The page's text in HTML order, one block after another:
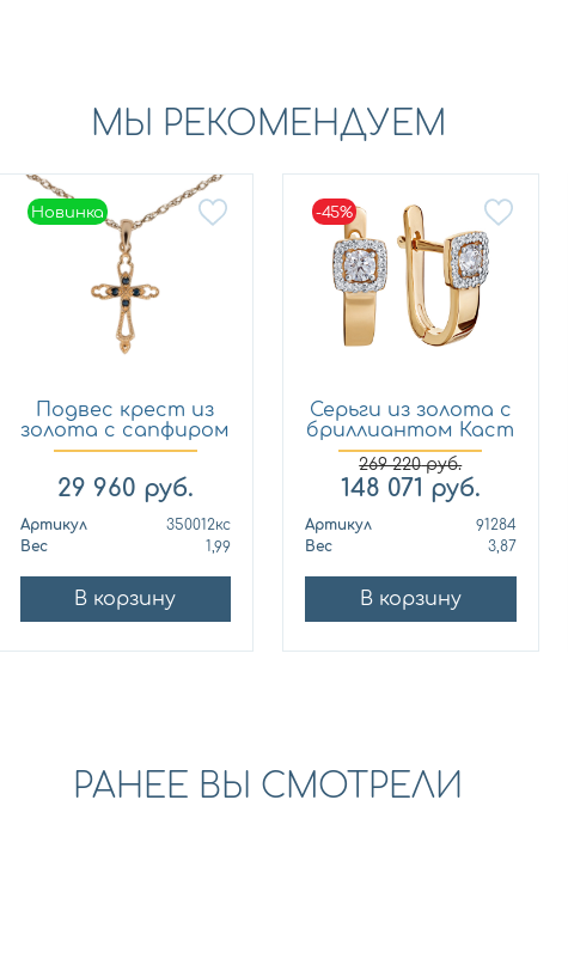
МЫ РЕКОМЕНДУЕМ
Новинка
Новинка
Подвес крест из
золота с сапфиром
Кло...
29 960 руб.
Артикул
350012кс
Вес
1,99
В корзину
-45%
Серьги из золота с
бриллиантом Каст
ю...
269 220руб.
148 071 руб.
Артикул
91284
Вес
3,87
В корзину
РАНЕЕ ВЫ СМОТРЕЛИ